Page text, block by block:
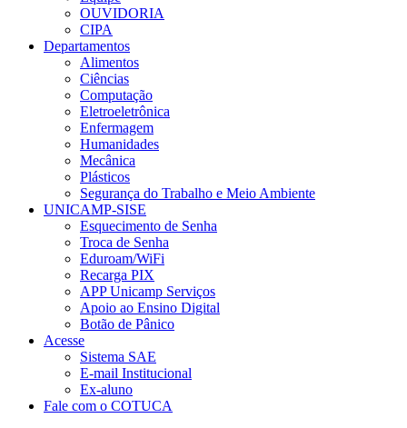
OUVIDORIA
CIPA
Departamentos
Alimentos
Ciências
Computação
Eletroeletrônica
Enfermagem
Humanidades
Mecânica
Plásticos
Segurança do Trabalho e Meio Ambiente
UNICAMP-SISE
Esquecimento de Senha
Troca de Senha
Eduroam/WiFi
Recarga PIX
APP Unicamp Serviços
Apoio ao Ensino Digital
Botão de Pânico
Acesse
Sistema SAE
E-mail Institucional
Ex-aluno
Fale com o COTUCA